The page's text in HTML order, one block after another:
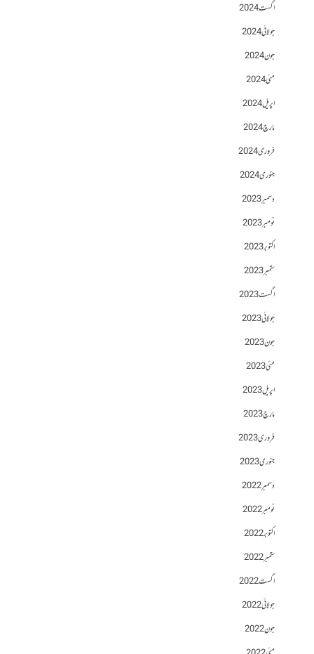
اگست 2024
جولائی 2024
جون 2024
مئی 2024
اپریل 2024
مارچ 2024
فروری 2024
جنوری 2024
دسمبر 2023
نومبر 2023
اکتوبر 2023
ستمبر 2023
اگست 2023
جولائی 2023
جون 2023
مئی 2023
اپریل 2023
مارچ 2023
فروری 2023
جنوری 2023
دسمبر 2022
نومبر 2022
اکتوبر 2022
ستمبر 2022
اگست 2022
جولائی 2022
جون 2022